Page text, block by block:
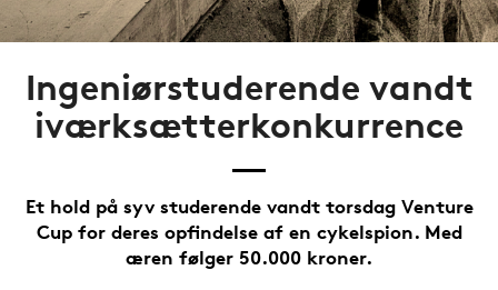
Ingeniørstuderende vandt
iværksætterkonkurrence
Et hold på syv studerende vandt torsdag Venture
Cup for deres opfindelse af en cykelspion. Med
æren følger 50.000 kroner.